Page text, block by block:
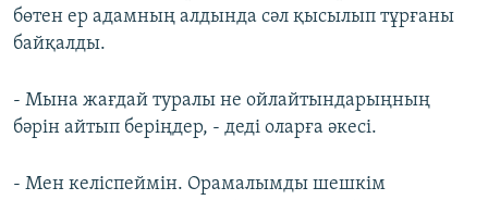
бөтен ер адамның алдында сәл қысылып тұрғаны
байқалды.
- Мына жағдай туралы не ойлайтындарыңның
бәрін айтып беріңдер, - деді оларға әкесі.
- Мен келіспеймін. Орамалымды шешкім